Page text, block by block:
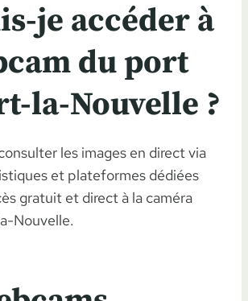
je accéder à
du port
la-Nouvelle ?
les images en direct via
et plateformes dédiées
gratuit et direct à la caméra
Nouvelle.